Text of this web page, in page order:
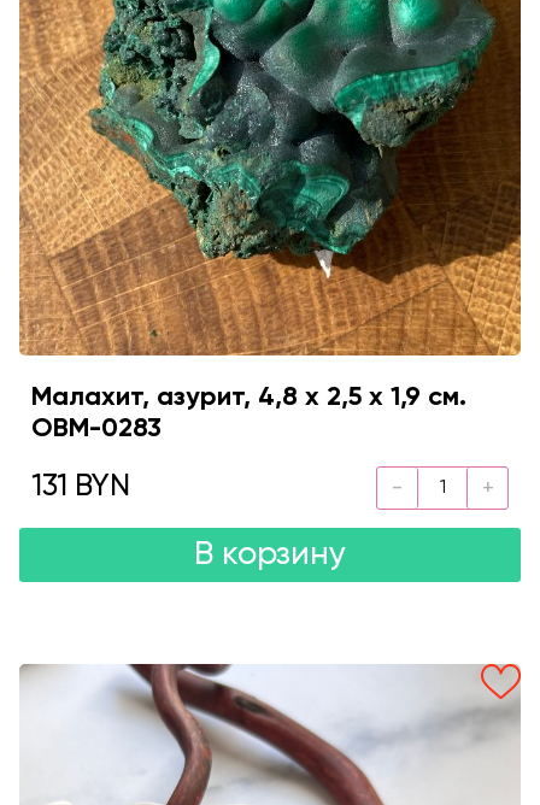
Малахит, азурит, 4,8 х 2,5 х 1,9 см.
OBM-0283
131 BYN
В корзину